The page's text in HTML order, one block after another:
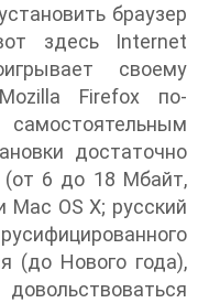
браузер
здесь Internet
своему
Firefox по-
достаточно
(от 6 до 18 Мбайт,
Mac OS X; русский
(до Нового года),